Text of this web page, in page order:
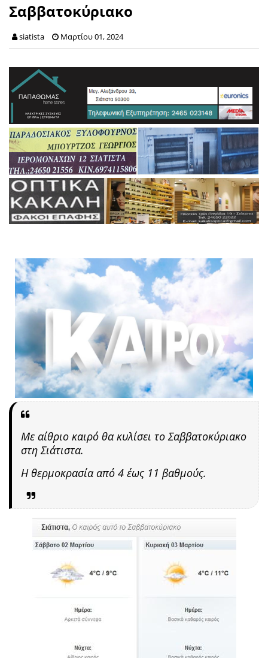
Σαββατοκύριακο
siatista Μαρτίου 01, 2024
Με αίθριο καιρό θα κυλίσει το Σαββατοκύριακο
στη Σιάτιστα.
Η θερμοκρασία από 4 έως 11 βαθμούς.